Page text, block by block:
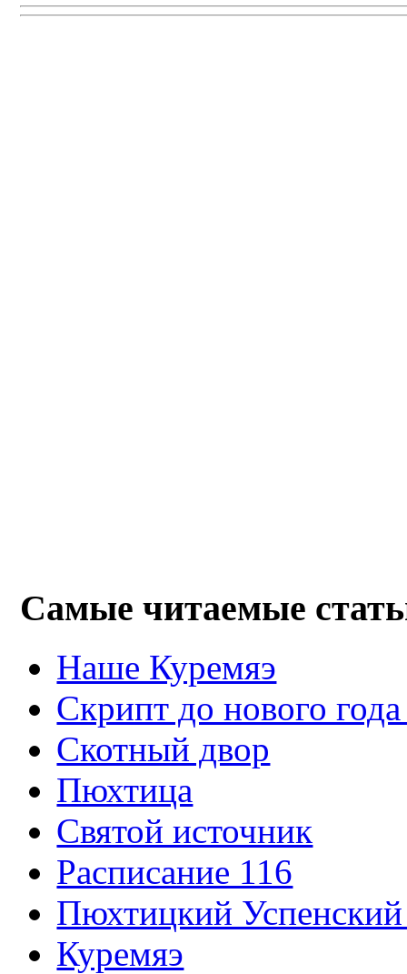
Самые читаемые
Наше Куремяэ
Скрипт до нового года
Cкотный двор
Пюхтица
Святой источник
Расписание 116
Пюхтицкий
Куремяэ